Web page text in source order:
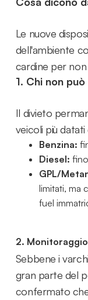
Le nuove
dell'ambiente
cardine per
1. Chi non
Il divieto
veicoli più datati
Benzina:
Diesel:
GPL/
limitati, ma
fuel
2.
Sebbene i
gran parte del
confermato